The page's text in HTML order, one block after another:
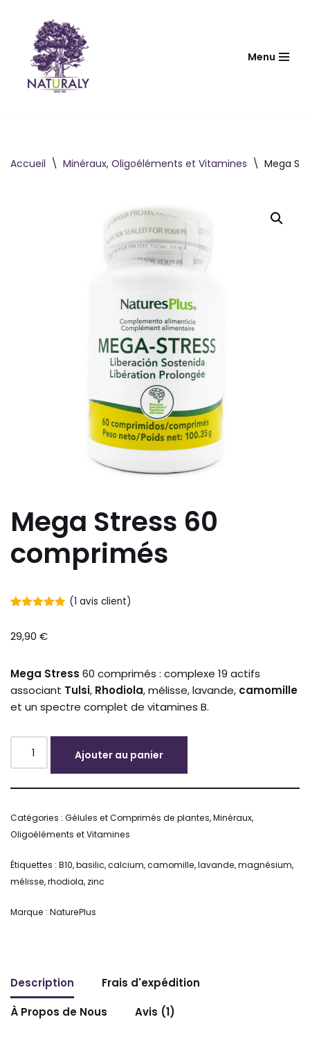
contenu
Menu
Accueil \ Minéraux, Oligoéléments et Vitamines \ Mega
Mega Stress 60
comprimés
basé sur
(1 avis client)
29,90 €
Mega Stress 60 comprimés : complexe 19 actifs
associant Tulsi, Rhodiola, mélisse, lavande, camomille
et un spectre complet de vitamines B.
Ajouter au panier
Catégories : Gélules et Comprimés de plantes,Minéraux,
Oligoéléments et Vitamines
Étiquettes : B10,basilic,calcium,camomille,lavande,magnésium,
mélisse,rhodiola, zinc
Marque : NaturePlus
Description
Frais d'expédition
À Propos de Nous
Avis (1)